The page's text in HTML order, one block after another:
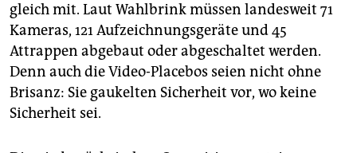
gleich mit. Laut Wahlbrink müssen landesweit 71
Kameras, 121 Aufzeichnungsgeräte und 45
Attrappen abgebaut oder abgeschaltet werden.
Denn auch die Video-Placebos seien nicht ohne
Brisanz: Sie gaukelten Sicherheit vor, wo keine
Sicherheit sei.